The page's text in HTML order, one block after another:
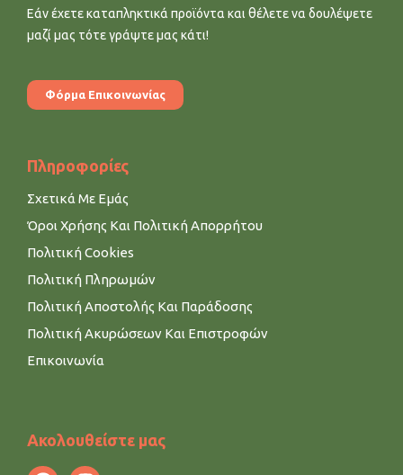
Εάν έχετε καταπληκτικά προϊόντα και θέλετε να δουλέψετε
μαζί μας τότε γράψτε μας κάτι!
Φόρμα Επικοινωνίας
Πληροφορίες
Σχετικά Με Εμάς
Όροι Χρήσης Και Πολιτική Απορρήτου
Πολιτική Cookies
Πολιτική Πληρωμών
Πολιτική Αποστολής Και Παράδοσης
Πολιτική Ακυρώσεων Και Επιστροφών
Επικοινωνία
Ακολουθείστε μας